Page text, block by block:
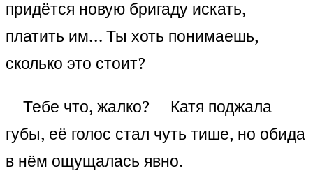
придётся новую бригаду искать,
платить им… Ты хоть понимаешь,
сколько это стоит?
— Тебе что, жалко? — Катя поджала
губы, её голос стал чуть тише, но обида
в нём ощущалась явно.